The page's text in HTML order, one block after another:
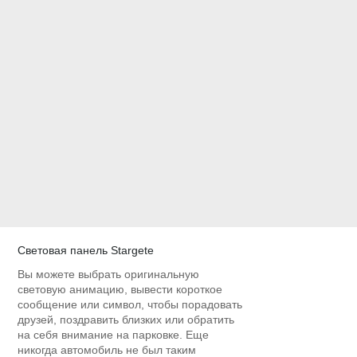
Световая панель Stargete
Вы можете выбрать оригинальную
световую анимацию, вывести короткое
сообщение или символ, чтобы порадовать
друзей, поздравить близких или обратить
на себя внимание на парковке. Еще
никогда автомобиль не был таким